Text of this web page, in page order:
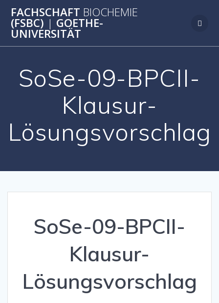
Inhalt
FACHSCHAFT BIOCHEMIE
(FSBC) | GOETHE-
UNIVERSITÄT
SoSe-09-BPCII-
Klausur-
Lösungsvorschlag
SoSe-09-BPCII-
Klausur-
Lösungsvorschlag